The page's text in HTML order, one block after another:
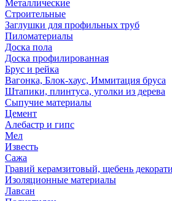
Металлические
Строительные
Заглушки для профильных труб
Пиломатериалы
Доска пола
Доска профилированная
Брус и рейка
Вагонка, Блок-хаус, Иммитация бруса
Штапики, плинтуса, уголки из дерева
Сыпучие материалы
Цемент
Алебастр и гипс
Мел
Известь
Сажа
Гравий керамзитовый, щебень
Изоляционные материалы
Лавсан